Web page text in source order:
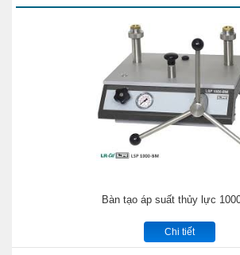
Bàn tạo áp suất thủy lực
Chi tiết